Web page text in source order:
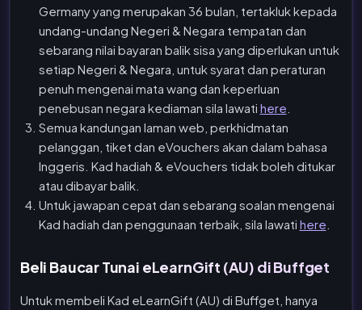
Germany yang merupakan 36 bulan, tertakluk kepada
undang-undang Negeri & Negara tempatan dan
sebarang nilai bayaran balik sisa yang diperlukan untuk
setiap Negeri & Negara, untuk syarat dan peraturan
penuh mengenai mata wang dan keperluan
penebusan negara kediaman sila lawati here
Semua kandungan laman web, perkhidmatan
pelanggan, tiket dan eVouchers akan dalam bahasa
Inggeris. Kad hadiah & eVouchers tidak boleh ditukar
atau dibayar balik.
Untuk jawapan cepat dan sebarang soalan mengenai
Kad hadiah dan penggunaan terbaik, sila lawati here
Beli Baucar Tunai eLearnGift (AU) di Buffget
Untuk membeli Kad eLearnGift (AU) di Buffget, hanya